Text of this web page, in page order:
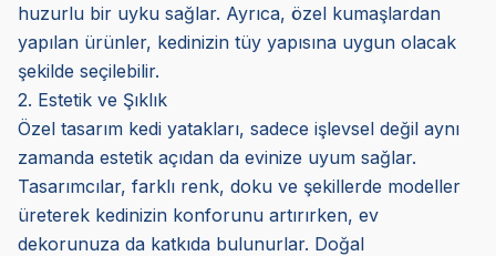
huzurlu bir uyku sağlar. Ayrıca, özel kumaşlardan
yapılan ürünler, kedinizin tüy yapısına uygun olacak
şekilde seçilebilir.
2. Estetik ve Şıklık
Özel tasarım kedi yatakları, sadece işlevsel değil aynı
zamanda estetik açıdan da evinize uyum sağlar.
Tasarımcılar, farklı renk, doku ve şekillerde modeller
üreterek kedinizin konforunu artırırken, ev
dekorunuza da katkıda bulunurlar. Doğal